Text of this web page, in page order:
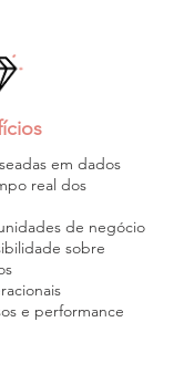
em dados
real dos
de negócio
sobre
e performance